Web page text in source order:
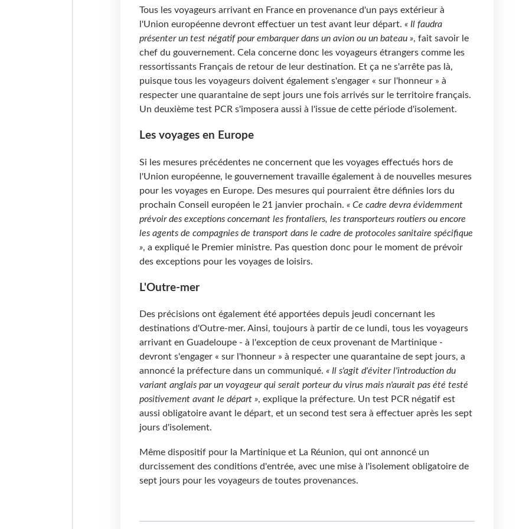
Tous les voyageurs arrivant en France en provenance d'un pays extérieur à
l'Union européenne devront effectuer un test avant leur départ. « Il faudra
présenter un test négatif pour embarquer dans un avion ou un bateau », fait savoir le
chef du gouvernement. Cela concerne donc les voyageurs étrangers comme les
ressortissants Français de retour de leur destination. Et ça ne s'arrête pas là,
puisque tous les voyageurs doivent également s'engager « sur l'honneur » à
respecter une quarantaine de sept jours une fois arrivés sur le territoire français.
Un deuxième test PCR s'imposera aussi à l'issue de cette période d'isolement.
Les voyages en Europe
Si les mesures précédentes ne concernent que les voyages effectués hors de
l'Union européenne, le gouvernement travaille également à de nouvelles mesures
pour les voyages en Europe. Des mesures qui pourraient être définies lors du
prochain Conseil européen le 21 janvier prochain. « Ce cadre devra évidemment
prévoir des exceptions concernant les frontaliers, les transporteurs routiers ou encore
les agents de compagnies de transport dans le cadre de protocoles sanitaire spécifique
», a expliqué le Premier ministre. Pas question donc pour le moment de prévoir
des exceptions pour les voyages de loisirs.
L'Outre-mer
Des précisions ont également été apportées depuis jeudi concernant les
destinations d'Outre-mer. Ainsi, toujours à partir de ce lundi, tous les voyageurs
arrivant en Guadeloupe - à l'exception de ceux provenant de Martinique -
devront s'engager « sur l'honneur » à respecter une quarantaine de sept jours, a
annoncé la préfecture dans un communiqué. « Il s'agit d'éviter l'introduction du
variant anglais par un voyageur qui serait porteur du virus mais n'aurait pas été testé
positivement avant le départ », explique la préfecture. Un test PCR négatif est
aussi obligatoire avant le départ, et un second test sera à effectuer après les sept
jours d'isolement.
Même dispositif pour la Martinique et La Réunion, qui ont annoncé un
durcissement des conditions d'entrée, avec une mise à l'isolement obligatoire de
sept jours pour les voyageurs de toutes provenances.